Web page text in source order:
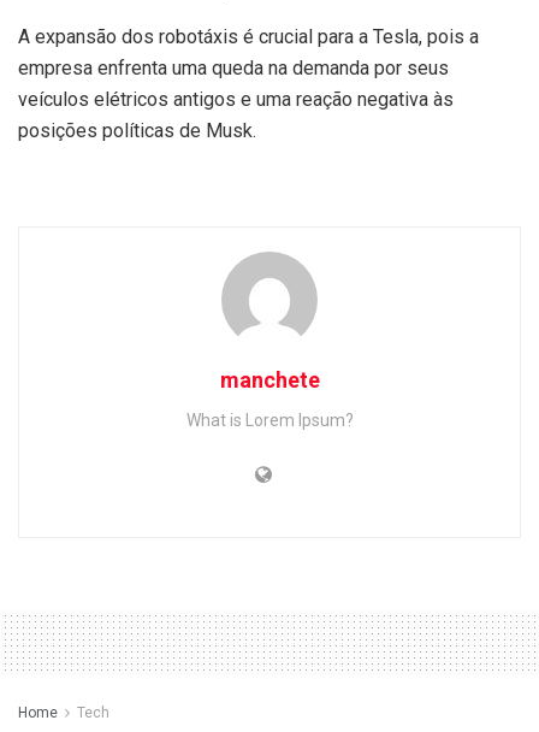
A expansão dos robotáxis é crucial para a Tesla, pois a
empresa enfrenta uma queda na demanda por seus
veículos elétricos antigos e uma reação negativa às
posições políticas de Musk.
manchete
What is Lorem Ipsum?
Home Tech